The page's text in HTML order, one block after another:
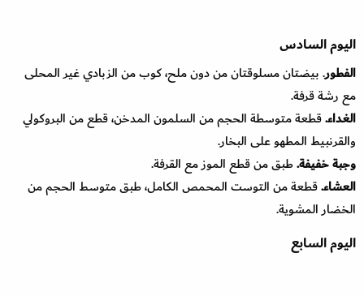
اليوم السادس
الفطور. بيضتان مسلوقتان من دون ملح، كوب من الزبادي غير المحلى
مع رشة قرفة.
الغداء.قطعة متوسطة الحجم من السلمون المدخن، قطع من البروكولي
والقرنبيط المطهو على البخار.
وجبة خفيفة.طبق من قطع الموز مع القرفة.
العشاء.قطعة من التوست المحمص الكامل، طبق متوسط الحجم من
الخضار المشوية.
اليوم السابع